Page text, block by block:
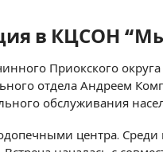
в КЦСОН
Приокского
отдела Андреем
обслуживания
центра.